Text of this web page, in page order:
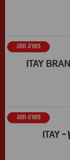
משרה חמה
מוכרנים/ות ואחמ"שים/ות לסניף חוצות המפרץ - ITAY
משרה חמה